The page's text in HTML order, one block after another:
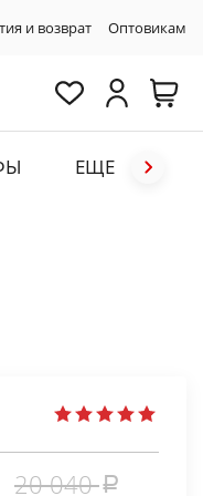
и возврат Оптовикам
ЕЩЕ
20 040